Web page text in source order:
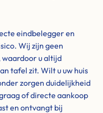
eindbelegger en
Wij zijn geen
u altijd
tafel zit. Wilt u uw huis
zorgen duidelijkheid
of directe aankoop
en ontvangt bij